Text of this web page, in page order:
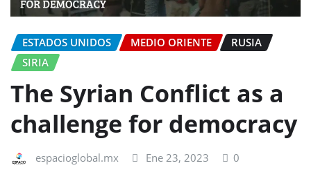
ESTADOS UNIDOS MEDIO ORIENTE
RUSIA
SIRIA
The Syrian Conflict as a
challenge for democracy
espacioglobal.mx Ene 23, 2023 0